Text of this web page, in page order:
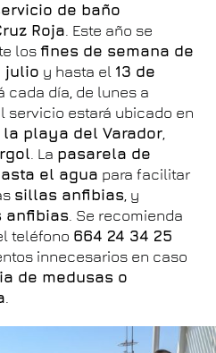
de baño
Roja. Este año se
los fines de semana de
julio y hasta el 13 de
cada día, de lunes a
servicio estará ubicado en
playa del Varador,
. La pasarela de
el agua para facilitar
sillas anfibias, y
anfibias. Se recomienda
teléfono 664 24 34 25
innecesarios en caso
de medusas o
.